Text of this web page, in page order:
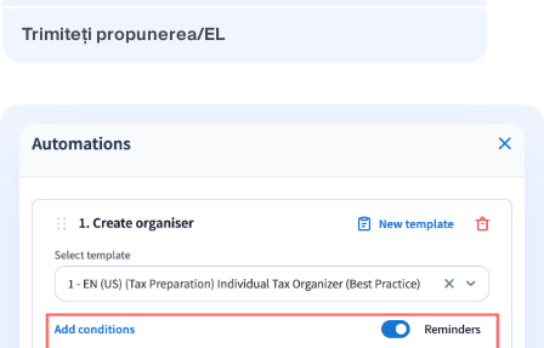
Trimiteți propunerea/EL